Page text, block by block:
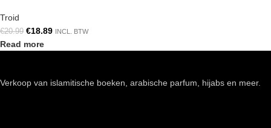
Troid
€20.99 €18.89 INCL. BTW
Read more
Verkoop van islamitische boeken, arabische parfum, hijabs en meer.